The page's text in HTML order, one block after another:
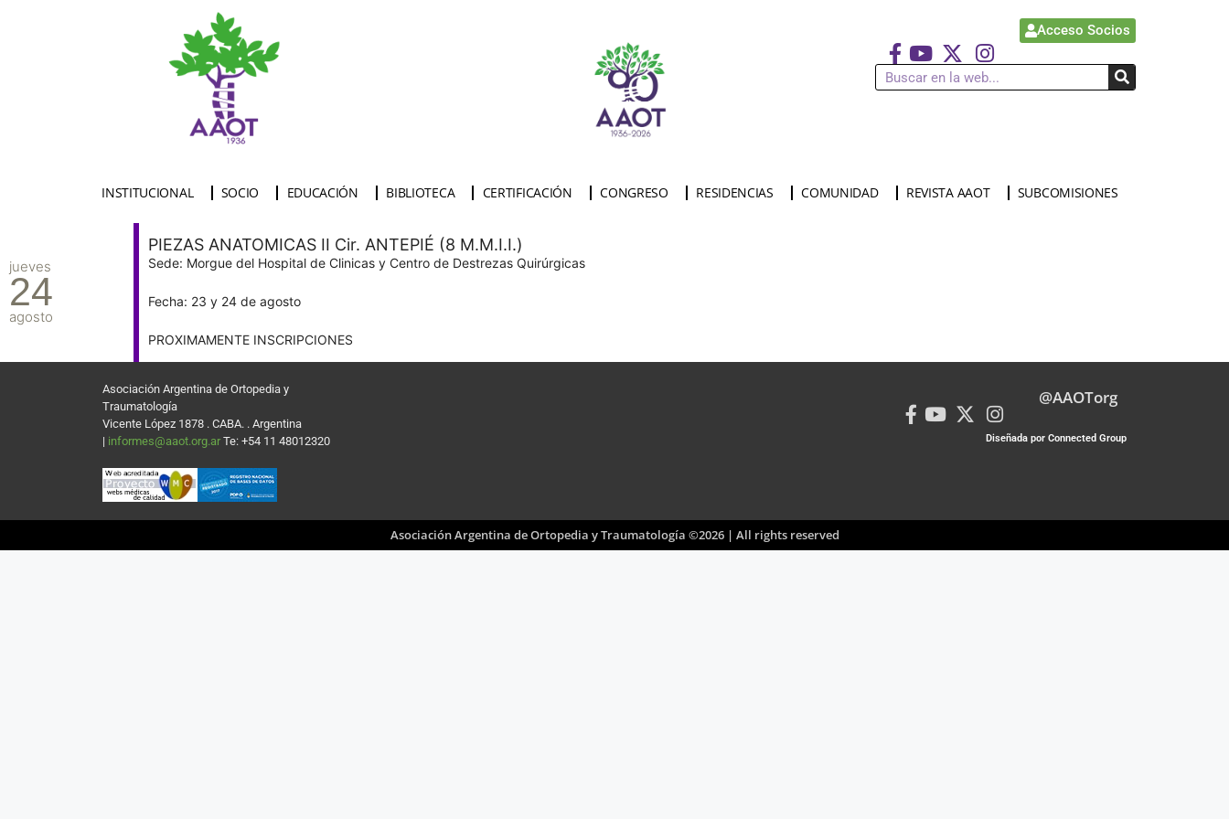
Acceso Socios
INSTITUCIONAL SOCIO EDUCACIÓN BIBLIOTECA CERTIFICACIÓN CONGRESO RESIDENCIAS COMUNIDAD REVISTA AAOT SUBCOMISIONES
jueves
24
agosto
PIEZAS ANATOMICAS II Cir. ANTEPIÉ (8 M.M.I.I.)
Sede: Morgue del Hospital de Clinicas y Centro de Destrezas Quirúrgicas
Fecha: 23 y 24 de agosto
PROXIMAMENTE INSCRIPCIONES
Asociación Argentina de Ortopedia y
Traumatología
Vicente López 1878 . CABA. . Argentina
| informes@aaot.org.ar Te: +54 11 48012320
@AAOTorg
Diseñada por Connected Group
Asociación Argentina de Ortopedia y Traumatología ©2026 | All rights reserved